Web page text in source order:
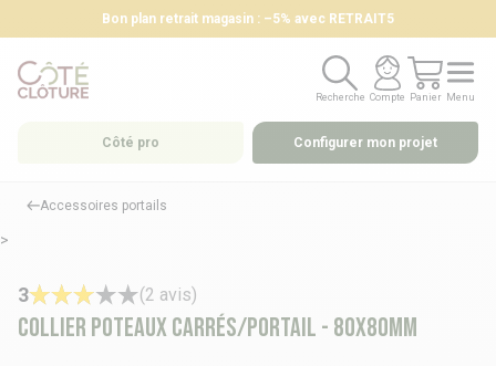
Bon plan retrait magasin : –5% avec RETRAIT5
Recherche
Recherche
Compte
Compte
Panier
Panier
Menu
Menu
Côté pro Configurer mon projet
Accessoires portails
Collier poteaux carrés/portail - 80x80mm
3 (2 avis)
>